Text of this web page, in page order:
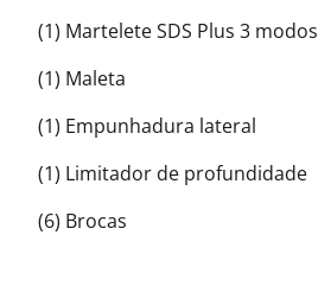
(1) Martelete SDS Plus 3 modos
(1) Maleta
(1) Empunhadura lateral
(1) Limitador de profundidade
(6) Brocas